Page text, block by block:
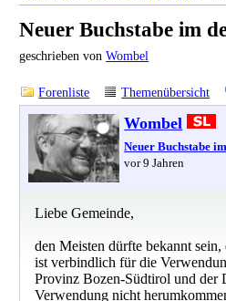
Neuer Buchstabe im
geschrieben vonWombel
Forenliste Themenübersicht
Wombel
Neuer Buchstabe
vor 9 Jahren
Liebe Gemeinde,
den Meisten dürfte bekannt
ist verbindlich für die
Provinz Bozen-Südtirol und der
Verwendung nicht